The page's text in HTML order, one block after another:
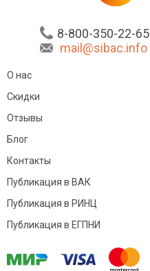
8-800-350-22-65
mail@sibac.info
О нас
Скидки
Отзывы
Блог
Контакты
Публикация в ВАК
Публикация в РИНЦ
Публикация в ЕГПНИ